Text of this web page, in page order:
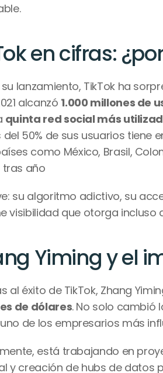
en cifras:
su lanzamiento, TikTok ha
alcanzó 1.000 millones de
quinta red social más
del 50% de sus usuarios tiene
como México, Brasil,
tras año
su algoritmo adictivo, su
visibilidad que otorga incluso
Yiming y el
al éxito de TikTok, Zhang
de dólares. No solo cambió
de los empresarios más
está trabajando en
y creación de hubs de datos